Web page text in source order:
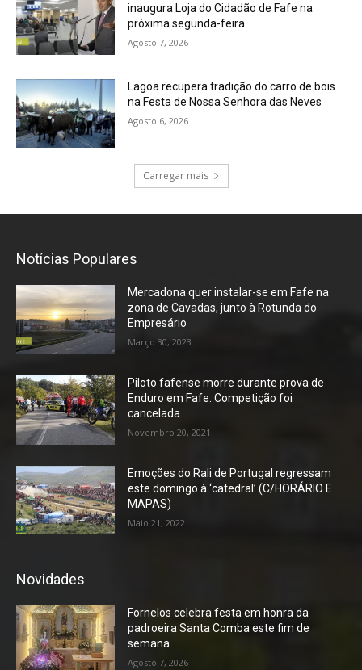
inaugura Loja do Cidadão de Fafe na
próxima segunda-feira
Agosto 7, 2026
Lagoa recupera tradição do carro de bois
na Festa de Nossa Senhora das Neves
Agosto 6, 2026
Carregar mais
Notícias Populares
Mercadona quer instalar-se em Fafe na
zona de Cavadas, junto à Rotunda do
Empresário
Março 30, 2023
Piloto fafense morre durante prova de
Enduro em Fafe. Competição foi
cancelada.
Novembro 20, 2021
Emoções do Rali de Portugal regressam
este domingo à ‘catedral’ (C/HORÁRIO E
MAPAS)
Maio 21, 2022
Novidades
Fornelos celebra festa em honra da
padroeira Santa Comba este fim de
semana
Agosto 7, 2026